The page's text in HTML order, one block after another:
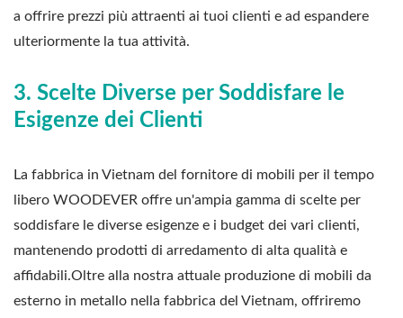
a offrire prezzi più attraenti ai tuoi clienti e ad espandere
ulteriormente la tua attività.
3. Scelte Diverse per Soddisfare le
Esigenze dei Clienti
La fabbrica in Vietnam del fornitore di mobili per il tempo
libero WOODEVER offre un'ampia gamma di scelte per
soddisfare le diverse esigenze e i budget dei vari clienti,
mantenendo prodotti di arredamento di alta qualità e
affidabili.Oltre alla nostra attuale produzione di mobili da
esterno in metallo nella fabbrica del Vietnam, offriremo